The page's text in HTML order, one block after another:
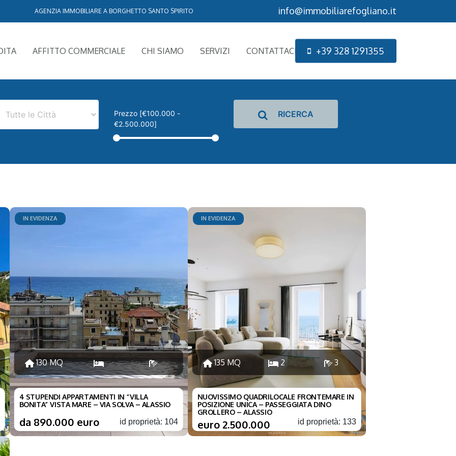
AGENZIA IMMOBILIARE A BORGHETTO SANTO SPIRITO info@immobiliarefogliano.it
AFFITTO COMMERCIALE CHI SIAMO SERVIZI CONTATTACI +39 328 1291355
Prezzo [€100.000 -
€2.500.000]
RICERCA
IN EVIDENZA
130 MQ
4 STUPENDI APPARTAMENTI IN “VILLA
BONITA” VISTA MARE – VIA SOLVA – ALASSIO
id proprietà: 104
da 890.000 euro
IN EVIDENZA
135 MQ 2 3
NUOVISSIMO QUADRILOCALE FRONTEMARE IN
POSIZIONE UNICA – PASSEGGIATA DINO
GROLLERO – ALASSIO
id proprietà: 133
euro 2.500.000